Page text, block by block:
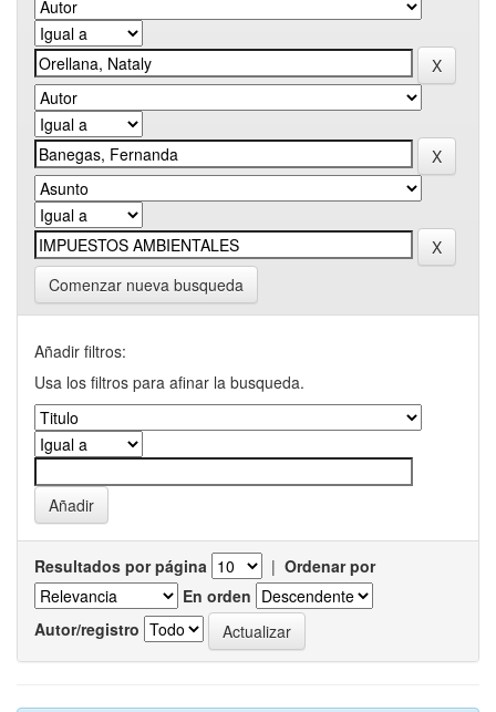
Comenzar nueva busqueda
Añadir filtros:
Usa los filtros para afinar la busqueda.
Resultados por página | Ordenar por
En orden
Autor/registro